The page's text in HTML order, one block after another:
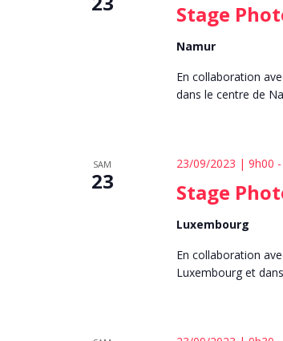
Stage
Namur
En collaboration
dans le centre de
SAM
23 Stage
23/09/2023 | 9h00 -
Luxembourg
En collaboration
Luxembourg et